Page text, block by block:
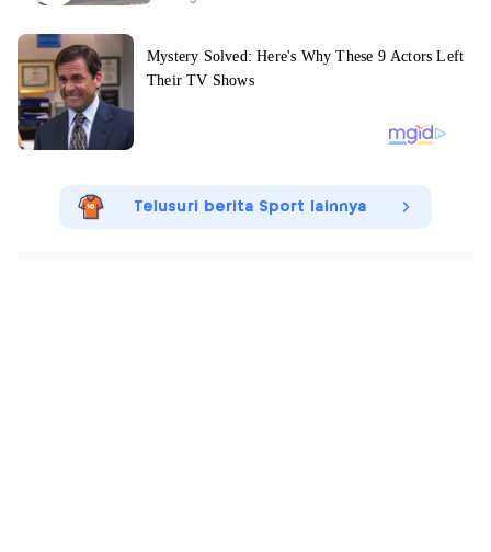
Telusuri berita Sport lainnya